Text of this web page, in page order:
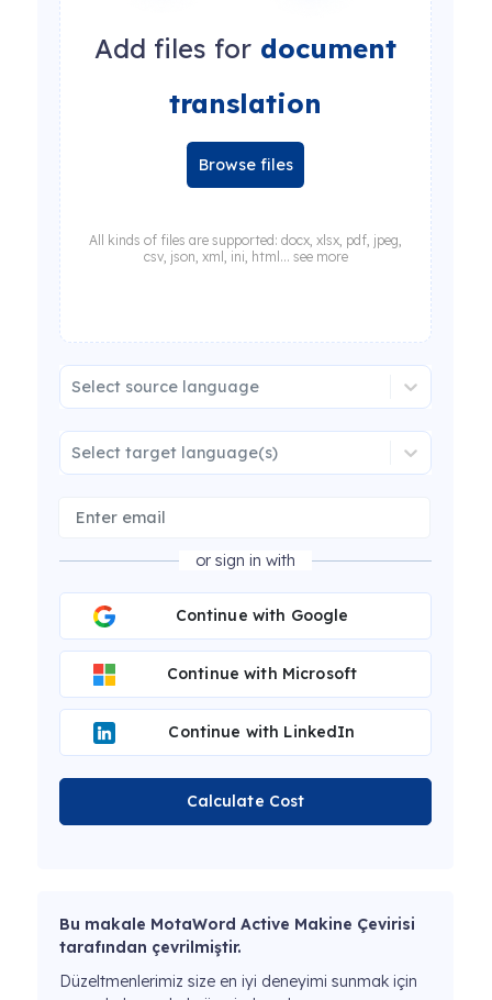
Add files for document
translation
Browse files
All kinds of files are supported: docx, xlsx, pdf, jpeg,
csv, json, xml, ini, html... see more
Select source language
Select target language(s)
or sign in with
Continue with Google
Continue with Microsoft
Continue with LinkedIn
Calculate Cost
Bu makale MotaWord Active Makine Çevirisi
tarafından çevrilmiştir.
Düzeltmenlerimiz size en iyi deneyimi sunmak için